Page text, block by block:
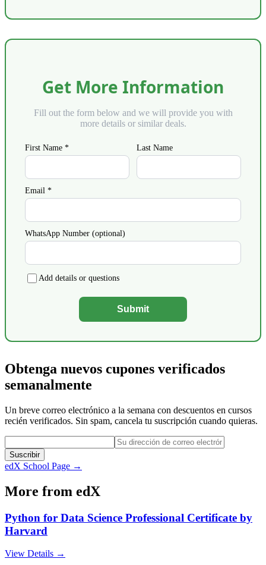
Get More Information
Fill out the form below and we will provide you with
more details or similar deals.
First Name * Last Name
Email *
WhatsApp Number (optional)
Add details or questions
Submit
Obtenga nuevos cupones verificados
semanalmente
Un breve correo electrónico a la semana con descuentos en cursos
recién verificados. Sin spam, cancela tu suscripción cuando quieras.
Suscribir
edX School Page →
More from edX
Python for Data Science Professional Certificate by
Harvard
View Details →